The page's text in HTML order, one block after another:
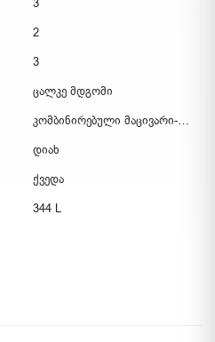
3
2
3
ცალკე მდგომი
კომბინირებული მაცივარი-საყინულე
დიახ
ქვედა
344 L